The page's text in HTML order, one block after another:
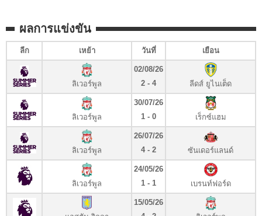
ผลการแข่งขัน
ลีก เหย้า วันที่ เยือน
ลิเวอร์พูล
02/08/26
2 - 4
ลีดส์ ยูไนเต็ด
ลิเวอร์พูล
30/07/26
1 - 0
เร็กซ์แฮม
ลิเวอร์พูล
26/07/26
4 - 2
ซันเดอร์แลนด์
ลิเวอร์พูล
24/05/26
1 - 1
เบรนท์ฟอร์ด
15/05/26